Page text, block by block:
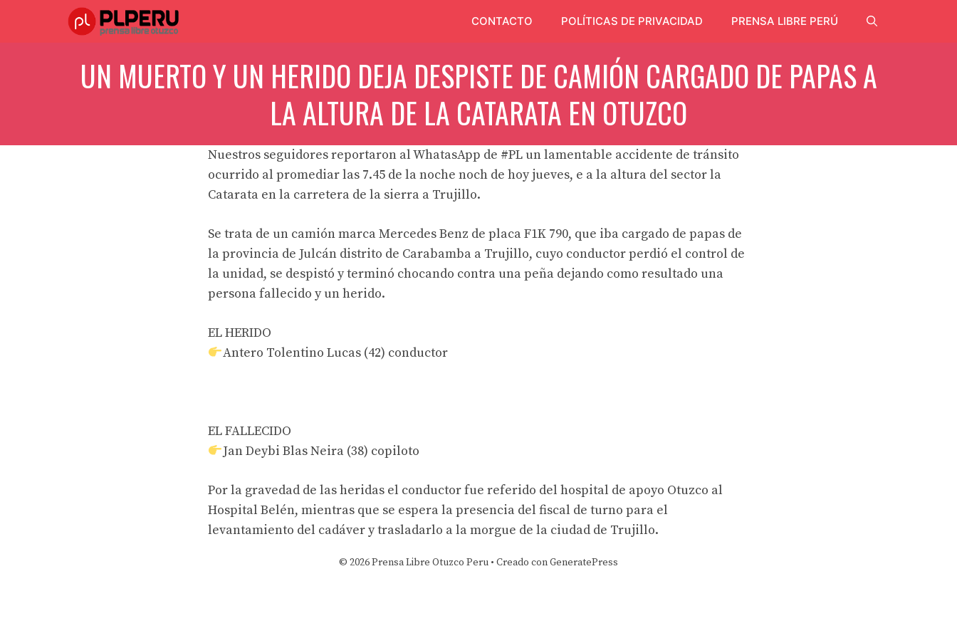
CONTACTO POLÍTICAS DE PRIVACIDAD PRENSA LIBRE PERÚ
UN MUERTO Y UN HERIDO DEJA DESPISTE DE CAMIÓN CARGADO DE PAPAS A
LA ALTURA DE LA CATARATA EN OTUZCO
Nuestros seguidores reportaron al WhatasApp de #PL un lamentable accidente de tránsito
ocurrido al promediar las 7.45 de la noche noch de hoy jueves, e a la altura del sector la
Catarata en la carretera de la sierra a Trujillo.
Se trata de un camión marca Mercedes Benz de placa F1K 790, que iba cargado de papas de
la provincia de Julcán distrito de Carabamba a Trujillo, cuyo conductor perdió el control de
la unidad, se despistó y terminó chocando contra una peña dejando como resultado una
persona fallecido y un herido.
EL HERIDO
Antero Tolentino Lucas (42) conductor
EL FALLECIDO
Jan Deybi Blas Neira (38) copiloto
Por la gravedad de las heridas el conductor fue referido del hospital de apoyo Otuzco al
Hospital Belén, mientras que se espera la presencia del fiscal de turno para el
levantamiento del cadáver y trasladarlo a la morgue de la ciudad de Trujillo.
© 2026 Prensa Libre Otuzco Peru • Creado conGeneratePress